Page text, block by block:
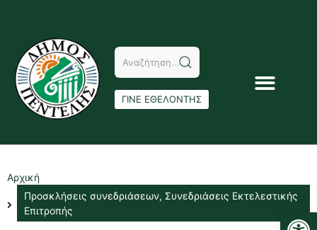
ΓΙΝΕ ΕΘΕΛΟΝΤΗΣ
Αρχική
Προσκλήσεις συνεδριάσεων, Συνεδριάσεις Εκτελεστικής
Επιτροπής